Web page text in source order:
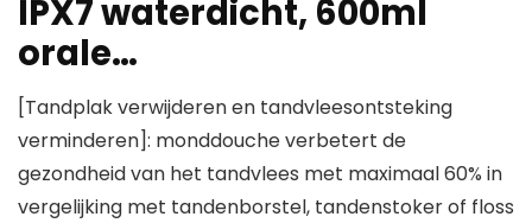
IPX7 waterdicht, 600ml
orale…
[Tandplak verwijderen en tandvleesontsteking
verminderen]: monddouche verbetert de
gezondheid van het tandvlees met maximaal 60% in
vergelijking met tandenborstel, tandenstoker of floss